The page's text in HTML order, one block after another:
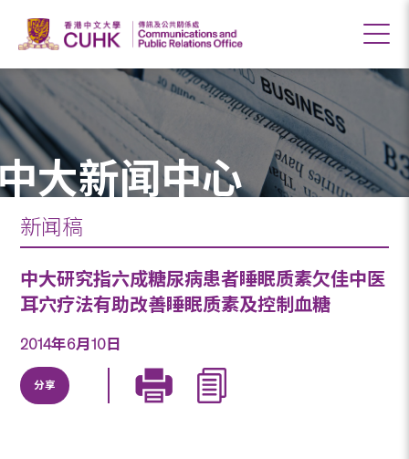
大新闻中心
新闻稿
中大研究指六成糖尿病患者睡眠质素欠佳中医
耳穴疗法有助改善睡眠质素及控制血糖
2014年6月10日
分享